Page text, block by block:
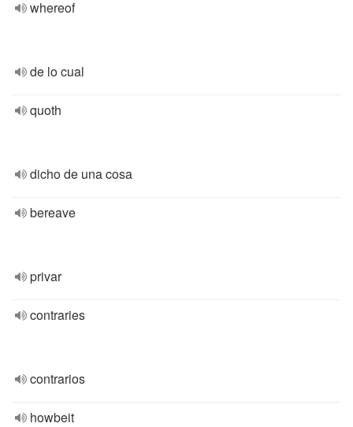
whereof
de lo cual
quoth
dicho de una cosa
bereave
privar
contraries
contrarios
howbeit